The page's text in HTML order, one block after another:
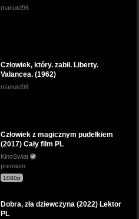
manutd96
Człowiek, który. zabił. Liberty.
Valancea. (1962)
manutd96
Człowiek z magicznym pudełkiem
(2017) Cały film PL
KinoSwiat
premium
1080p
Dobra, zła dziewczyna (2022) Lektor
PL